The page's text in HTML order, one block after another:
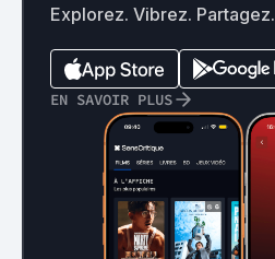
Explorez. Vibrez. Partagez.
EN SAVOIR PLUS